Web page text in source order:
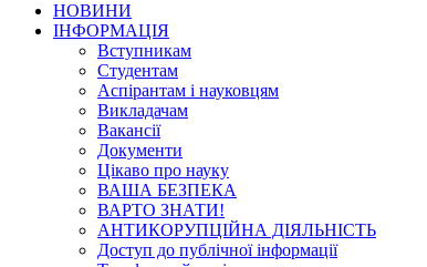
НОВИНИ
ІНФОРМАЦІЯ
Вступникам
Студентам
Аспірантам і науковцям
Викладачам
Вакансії
Документи
Цікаво про науку
ВАША БЕЗПЕКА
ВАРТО ЗНАТИ!
АНТИКОРУПЦІЙНА ДІЯЛЬНІСТЬ
Доступ до публічної інформації